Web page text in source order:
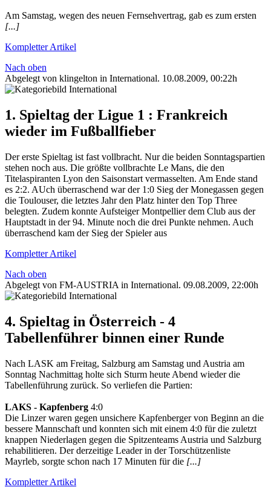
Am Samstag, wegen des neuen Fernsehvertrag, gab es zum ersten
[...]
Kompletter Artikel
Nach oben
Abgelegt von klingelton in International. 10.08.2009, 00:22h
1. Spieltag der Ligue 1 : Frankreich
wieder im Fußballfieber
Der erste Spieltag ist fast vollbracht. Nur die beiden Sonntagspartien
stehen noch aus. Die größte vollbrachte Le Mans, die den
Titelaspiranten Lyon den Saisonstart vermasselten. Am Ende stand
es 2:2. AUch überraschend war der 1:0 Sieg der Monegassen gegen
die Toulouser, die letztes Jahr den Platz hinter den Top Three
belegten. Zudem konnte Aufsteiger Montpellier dem Club aus der
Hauptstadt in der 94. Minute noch die drei Punkte nehmen. Auch
überraschend kam der Sieg der Spieler aus
Kompletter Artikel
Nach oben
Abgelegt von FM-AUSTRIA in International. 09.08.2009, 22:00h
4. Spieltag in Österreich - 4
Tabellenführer binnen einer Runde
Nach LASK am Freitag, Salzburg am Samstag und Austria am
Sonntag Nachmittag holte sich Sturm heute Abend wieder die
Tabellenführung zurück. So verliefen die Partien:
LAKS - Kapfenberg 4:0
Die Linzer waren gegen unsichere Kapfenberger von Beginn an die
bessere Mannschaft und konnten sich mit einem 4:0 für die zuletzt
knappen Niederlagen gegen die Spitzenteams Austria und Salzburg
rehabilitieren. Der derzeitige Leader in der Torschützenliste
Mayrleb, sorgte schon nach 17 Minuten für die [...]
Kompletter Artikel